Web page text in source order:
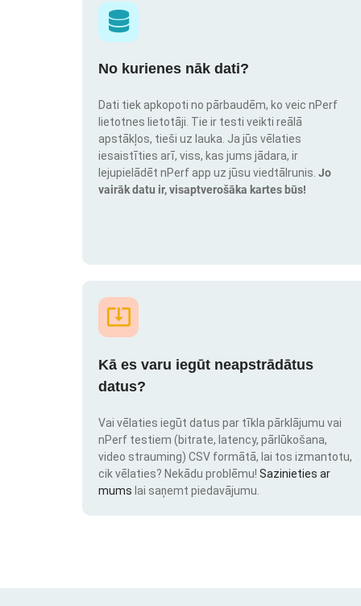
No kurienes nāk dati?
Dati tiek apkopoti no pārbaudēm, ko veic nPerf
lietotnes lietotāji. Tie ir testi veikti reālā
apstākļos, tieši uz lauka. Ja jūs vēlaties
iesaistīties arī, viss, kas jums jādara, ir
lejupielādēt nPerf app uz jūsu viedtālrunis. Jo
vairāk datu ir, visaptverošāka kartes būs!
Kā es varu iegūt neapstrādātus
datus?
Vai vēlaties iegūt datus par tīkla pārklājumu vai
nPerf testiem (bitrate, latency, pārlūkošana,
video strauming) CSV formātā, lai tos izmantotu,
cik vēlaties? Nekādu problēmu! Sazinieties ar
mums lai saņemt piedavājumu.